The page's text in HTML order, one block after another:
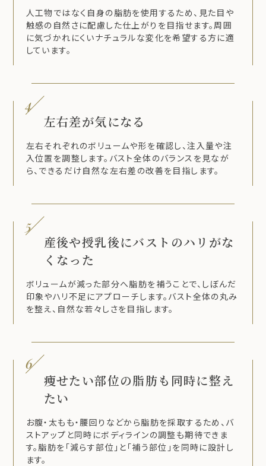
人工物ではなく自身の脂肪を使用するため、見た目や
触感の自然さに配慮した仕上がりを目指せます。周囲
に気づかれにくいナチュラルな変化を希望する方に適
しています。
4
左右差が気になる
左右それぞれのボリュームや形を確認し、注入量や注
入位置を調整します。バスト全体のバランスを見なが
ら、できるだけ自然な左右差の改善を目指します。
5
産後や授乳後にバストのハリがな
くなった
ボリュームが減った部分へ脂肪を補うことで、しぼんだ
印象やハリ不足にアプローチします。バスト全体の丸み
を整え、自然な若々しさを目指します。
6
痩せたい部位の脂肪も同時に整え
たい
お腹・太もも・腰回りなどから脂肪を採取するため、バ
ストアップと同時にボディラインの調整も期待できま
す。脂肪を「減らす部位」と「補う部位」を同時に設計し
ます。